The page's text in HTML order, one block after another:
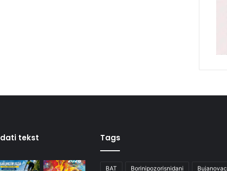
tekst Tags
BAT Borinipozorisnidani Bujanovac